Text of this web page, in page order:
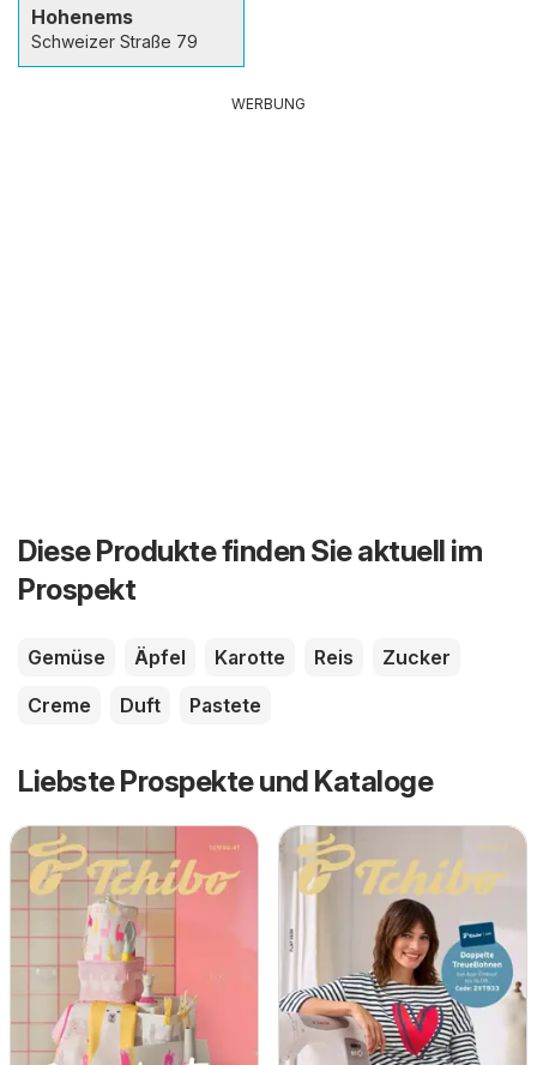
Hohenems
Schweizer Straße 79
WERBUNG
Diese Produkte finden Sie aktuell im
Prospekt
Gemüse Äpfel Karotte Reis
Zucker
Creme
Duft Pastete
Liebste Prospekte und Kataloge